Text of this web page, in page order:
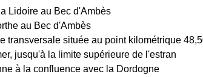
Lidoire au Bec d'Ambès
au Bec d'Ambès
transversale située au point kilométrique
jusqu'à la limite supérieure de l'estran
à la confluence avec la Dordogne